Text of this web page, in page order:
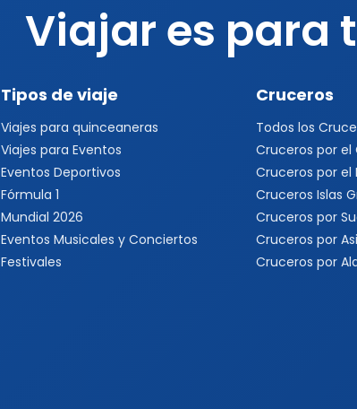
Viajar es para
Tipos de viaje
Viajes para quinceaneras
Viajes para Eventos
Eventos Deportivos
Fórmula 1
Mundial 2026
Eventos Musicales y Conciertos
Festivales
Cruceros
Todos los
Cruceros por el
Cruceros por el
Cruceros Islas
Cruceros por
Cruceros por
Cruceros por